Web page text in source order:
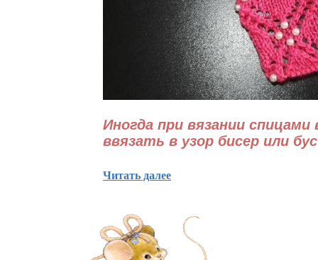
Иногда при вязании
ввязать в узор бисер или
Читать далее